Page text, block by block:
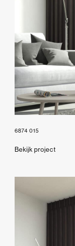
6874 015
Bekijk project